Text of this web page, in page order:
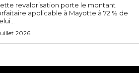
revalorisation porte le montant
applicable à Mayotte à 72 % de
2026